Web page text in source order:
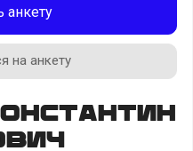
анкету
на анкету